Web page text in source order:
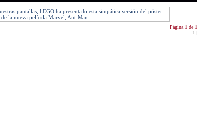
pantallas, LEGO ha presentado esta simpática versión del póster
la nueva película Marvel, Ant-Man
Página 1 de 1
1